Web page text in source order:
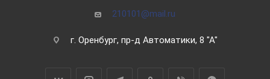
210101@mail.ru
г. Оренбург, пр-д Автоматики, 8 "А"